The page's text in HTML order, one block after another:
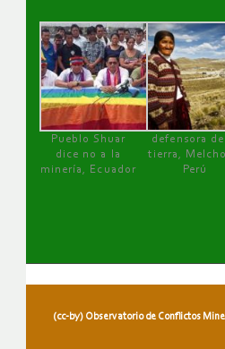
Pueblo Shuar
dice no a la
minería, Ecuador
defensora de
tierra,
Perú
(cc-by) Observatorio de Conflictos